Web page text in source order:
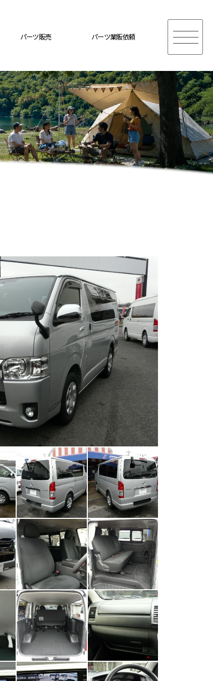
パーツ販売 パーツ業販依頼